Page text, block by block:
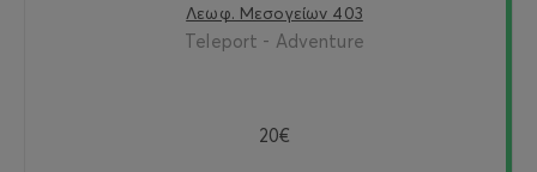
Λεωφ. Μεσογείων 403
Teleport - Adventure
20€